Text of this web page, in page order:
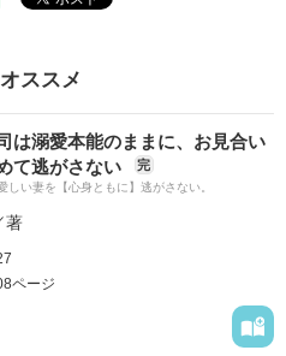
ススメ
は溺愛本能のままに、お見合い
て逃がさない
完
しい妻を【心身ともに】逃がさない。
著
ページ